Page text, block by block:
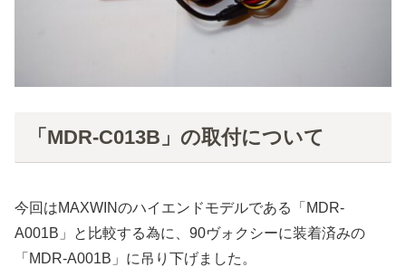
「MDR-C013B」の取付について
今回はMAXWINのハイエンドモデルである「MDR-
A001B」と比較する為に、90ヴォクシーに装着済みの
「MDR-A001B」に吊り下げました。